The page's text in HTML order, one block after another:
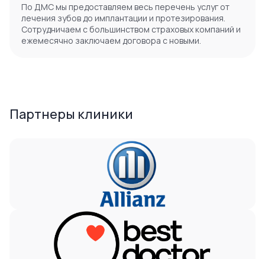
По ДМС мы предоставляем весь перечень услуг от
лечения зубов до имплантации и протезирования.
Сотрудничаем с большинством страховых компаний и
ежемесячно заключаем договора с новыми.
Партнеры клиники